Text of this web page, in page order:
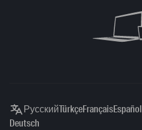
РусскийTürkçeFrançaisEspañol
Deutsch